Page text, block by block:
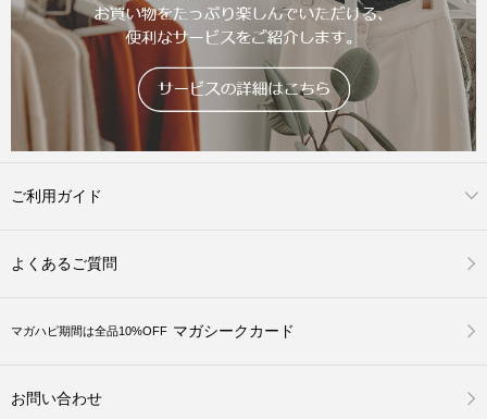
ご利用ガイド
よくあるご質問
マガハピ期間は全品10%OFF マガシークカード
お問い合わせ